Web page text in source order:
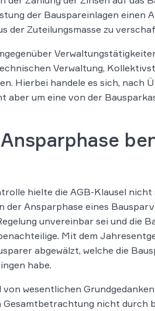
der Bauspareinlagen einen
der Zuteilungsmasse zu
Verwaltung,
Hierbei handele es sich, nach
aber um eine von der
hielte die AGB-Klausel nicht
der Ansparphase eines
unvereinbar sei und die
Mit dem
abgewälzt, welche die
habe.
wesentlichen
Gesamtbetrachtung nicht durch